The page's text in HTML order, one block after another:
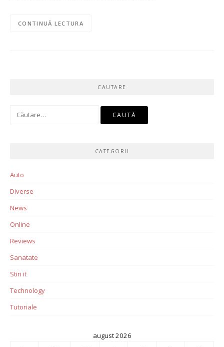
CONTINUĂ LECTURA
CAUTARE
Caută
CATEGORII
Auto
Diverse
News
Online
Reviews
Sanatate
Stiri it
Technology
Tutoriale
august 2026